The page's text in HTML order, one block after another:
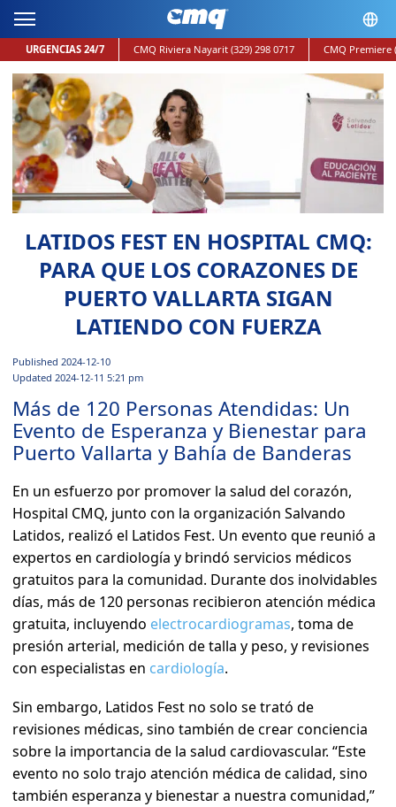
URGENCIAS 24/7 CMQ Riviera Nayarit (329) 298 0717 CMQ Premiere
LATIDOS FEST EN HOSPITAL CMQ:
PARA QUE LOS CORAZONES DE
PUERTO VALLARTA SIGAN
LATIENDO CON FUERZA
Published 2024-12-10
Updated 2024-12-11 5:21 pm
Más de 120 Personas Atendidas: Un
Evento de Esperanza y Bienestar para
Puerto Vallarta y Bahía de Banderas
En un esfuerzo por promover la salud del corazón,
Hospital CMQ, junto con la organización Salvando
Latidos, realizó el Latidos Fest. Un evento que reunió a
expertos en cardiología y brindó servicios médicos
gratuitos para la comunidad. Durante dos inolvidables
días, más de 120 personas recibieron atención médica
gratuita, incluyendo electrocardiogramas, toma de
presión arterial, medición de talla y peso, y revisiones
con especialistas en cardiología.
Sin embargo, Latidos Fest no solo se trató de
revisiones médicas, sino también de crear conciencia
sobre la importancia de la salud cardiovascular. “Este
evento no solo trajo atención médica de calidad, sino
también esperanza y bienestar a nuestra comunidad,”